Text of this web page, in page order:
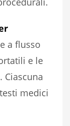
a flusso
e le
Ciascuna
medici